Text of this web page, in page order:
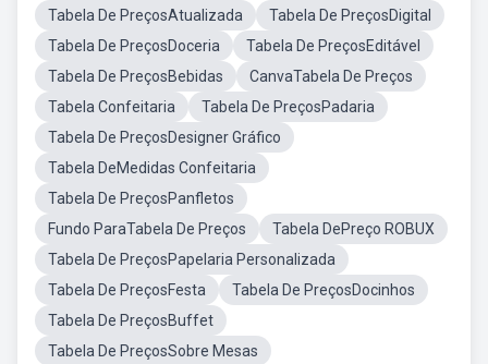
Tabela De PreçosAtualizada
Tabela De PreçosDigital
Tabela De PreçosDoceria
Tabela De PreçosEditável
Tabela De PreçosBebidas
CanvaTabela De Preços
Tabela Confeitaria
Tabela De PreçosPadaria
Tabela De PreçosDesigner Gráfico
Tabela DeMedidas Confeitaria
Tabela De PreçosPanfletos
Fundo ParaTabela De Preços
Tabela DePreço ROBUX
Tabela De PreçosPapelaria Personalizada
Tabela De PreçosFesta
Tabela De PreçosDocinhos
Tabela De PreçosBuffet
Tabela De PreçosSobre Mesas